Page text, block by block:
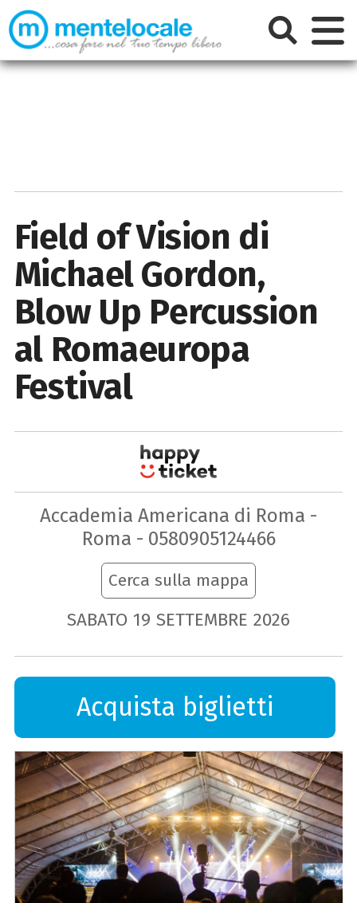
Field of Vision di
Michael Gordon,
Blow Up Percussion
al Romaeuropa
Festival
Accademia Americana di Roma -
Roma - 0580905124466
Cerca sulla mappa
SABATO 19 SETTEMBRE 2026
Acquista biglietti